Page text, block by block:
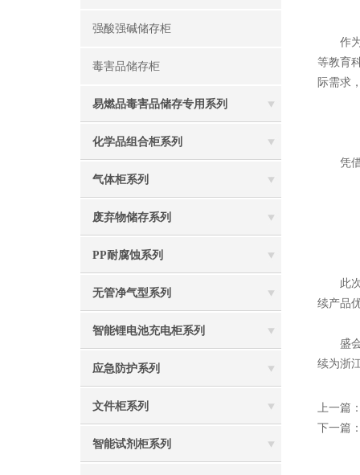
强酸强碱储存柜
毒害品储存柜
易燃品毒害品储存专用系列
化学品组合柜系列
气体柜系列
废弃物储存系列
PP耐腐蚀系列
无管净气型系列
智能锂电池充电柜系列
应急防护系列
文件柜系列
智能试剂柜系列
作为
等教育
际需求
凭借
此次
续产品
盛会
续为浙
上一篇
下一篇